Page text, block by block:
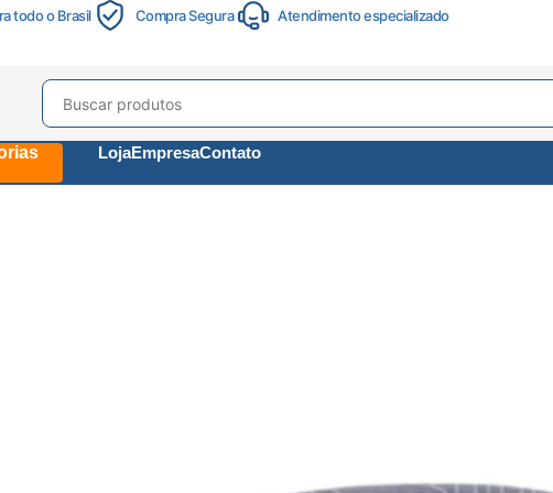
todo o Brasil Compra Segura Atendimento especializado
LojaEmpresaContato